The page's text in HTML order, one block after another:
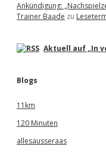
Ankündigung:
Trainer Baade zu
Aktuell auf „In
Blogs
11km
120 Minuten
allesausseraas